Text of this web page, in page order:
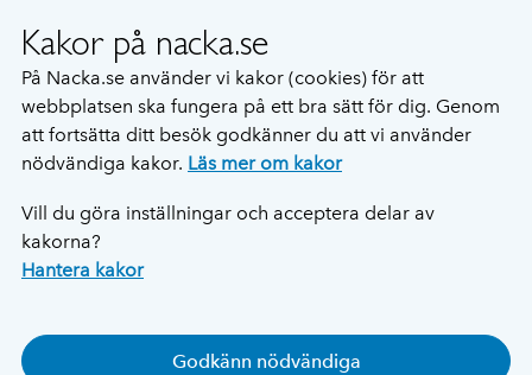
Kakor på nacka.se
På Nacka.se använder vi kakor (cookies) för att
webbplatsen ska fungera på ett bra sätt för dig. Genom
att fortsätta ditt besök godkänner du att vi använder
nödvändiga kakor. Läs mer om kakor
Vill du göra inställningar och acceptera delar av
kakorna?
Hantera kakor
Godkänn nödvändiga